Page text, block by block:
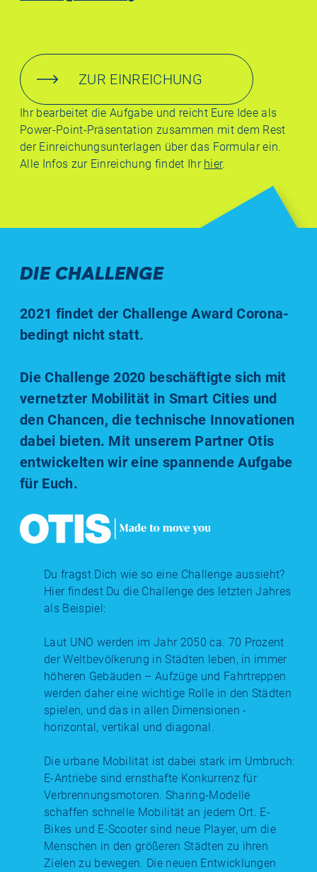
ZUR EINREICHUNG
Ihr bearbeitet die Aufgabe und reicht Eure Idee als
Power-Point-Präsentation zusammen mit dem Rest
der Einreichungsunterlagen über das Formular ein.
Alle Infos zur Einreichung findet Ihr hier.
DIE CHALLENGE
2021 findet der Challenge Award Corona-
bedingt nicht statt.
Die Challenge 2020 beschäftigte sich mit
vernetzter Mobilität in Smart Cities und
den Chancen, die technische Innovationen
dabei bieten. Mit unserem Partner Otis
entwickelten wir eine spannende Aufgabe
für Euch.
Du fragst Dich wie so eine Challenge aussieht?
Hier findest Du die Challenge des letzten Jahres
als Beispiel:
Laut UNO werden im Jahr 2050 ca. 70 Prozent
der Weltbevölkerung in Städten leben, in immer
höheren Gebäuden – Aufzüge und Fahrtreppen
werden daher eine wichtige Rolle in den Städten
spielen, und das in allen Dimensionen -
horizontal, vertikal und diagonal.
Die urbane Mobilität ist dabei stark im Umbruch:
E-Antriebe sind ernsthafte Konkurrenz für
Verbrennungsmotoren. Sharing-Modelle
schaffen schnelle Mobilität an jedem Ort. E-
Bikes und E-Scooter sind neue Player, um die
Menschen in den größeren Städten zu ihren
Zielen zu bewegen. Die neuen Entwicklungen